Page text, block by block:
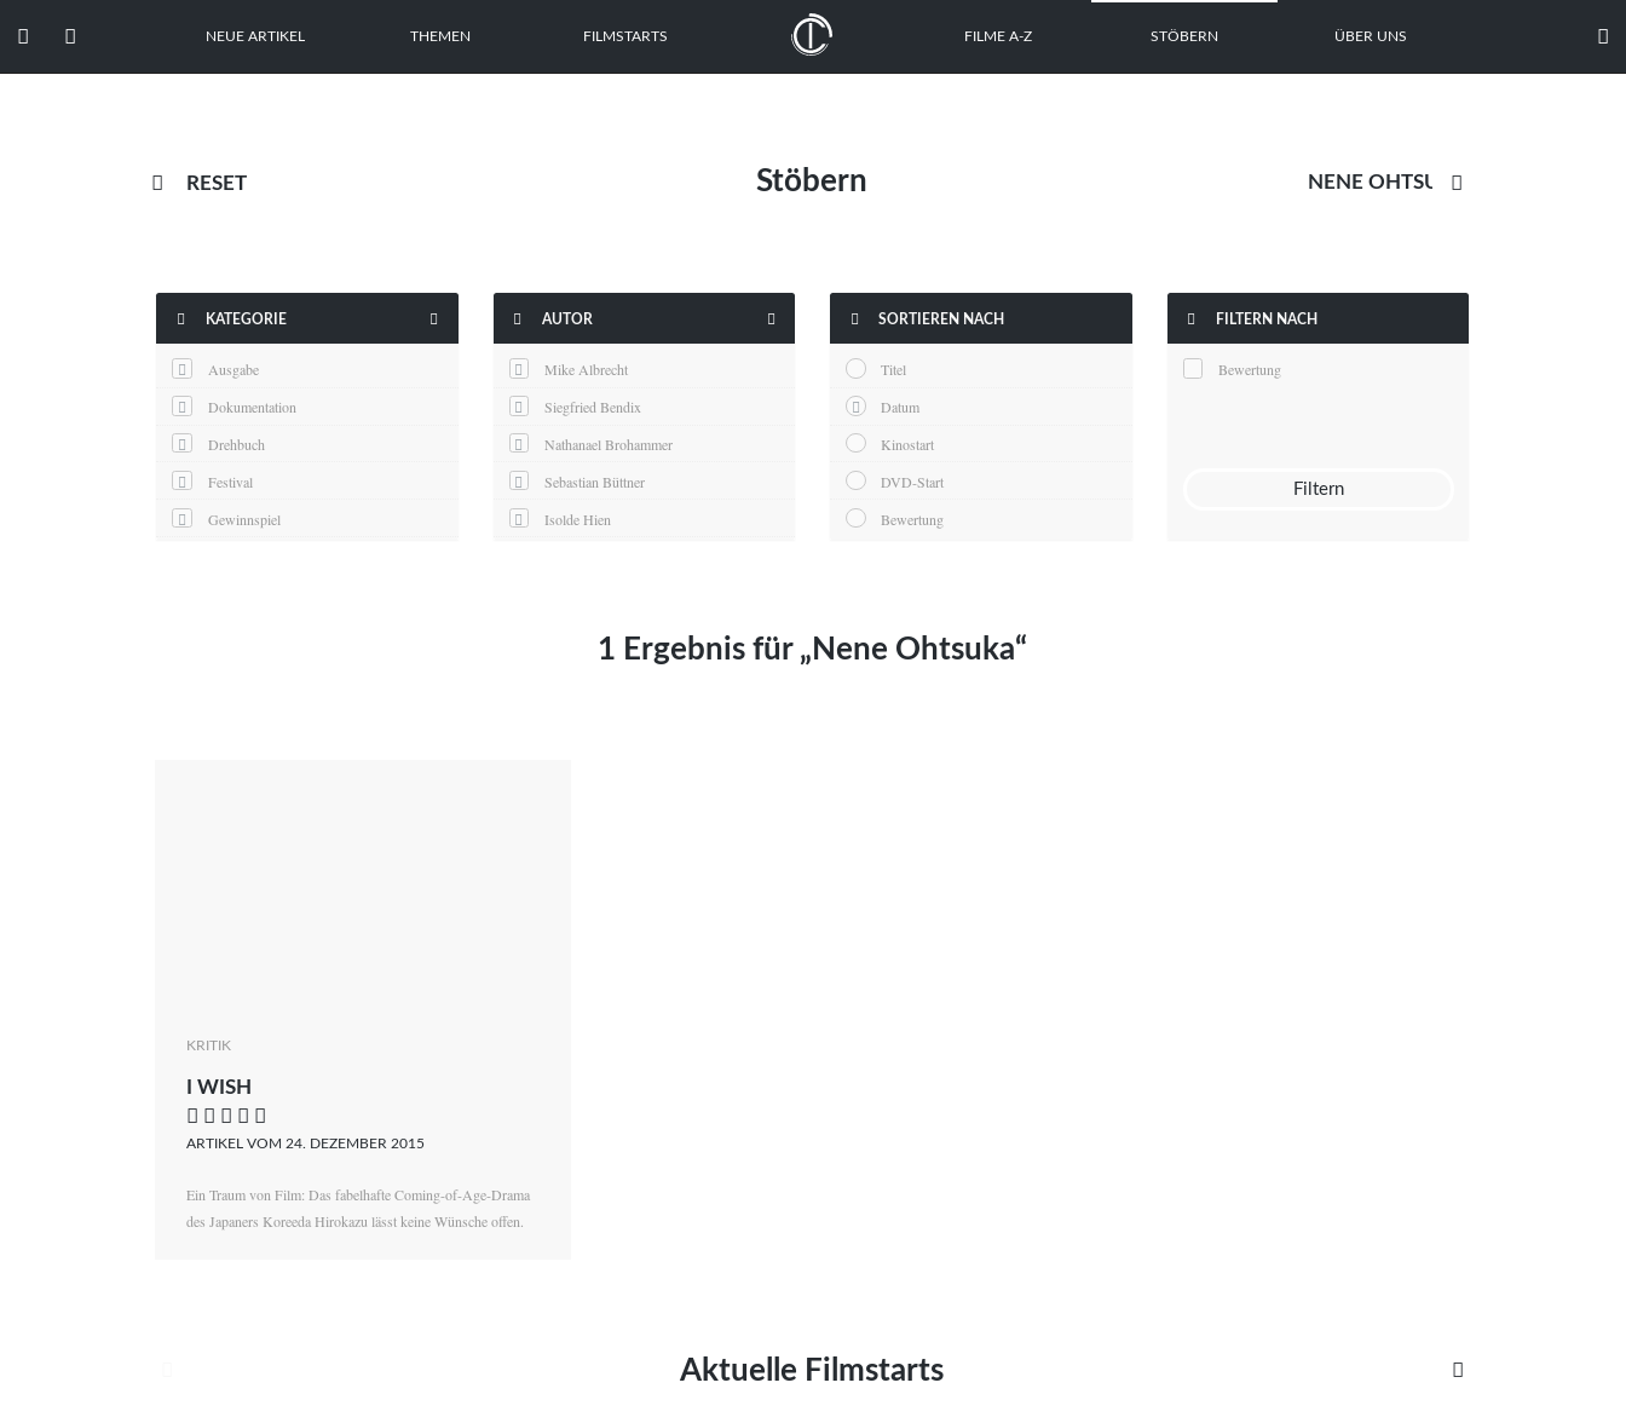
  NEUE ARTIKEL THEMEN FILMSTARTS FILME A-Z STÖBERN ÜBER UNS 
 RESET Stöbern 
 KATEGORIE 
Ausgabe
Dokumentation
Drehbuch
Festival
Gewinnspiel
 AUTOR 
Mike Albrecht
Siegfried Bendix
Nathanael Brohammer
Sebastian Büttner
Isolde Hien
Maximilian Kosing
 SORTIEREN NACH
Titel
Datum
Kinostart
DVD-Start
Bewertung
 FILTERN NACH
Bewertung
Filtern
1 Ergebnis für „Nene Ohtsuka“
KRITIK
I WISH
    
ARTIKEL VOM 24. DEZEMBER 2015
Ein Traum von Film: Das fabelhafte Coming-of-Age-Drama
des Japaners Koreeda Hirokazu lässt keine Wünsche offen.
Aktuelle Filmstarts 